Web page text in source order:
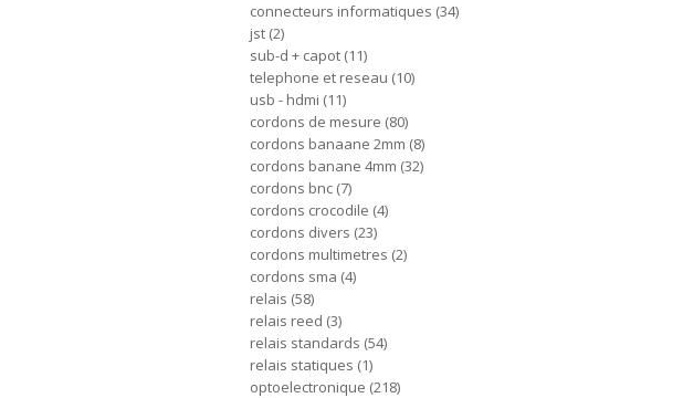
connecteurs informatiques 34
jst 2
sub-d + capot 11
telephone et reseau 10
usb - hdmi 11
cordons de mesure 80
cordons banaane 2mm 8
cordons banane 4mm 32
cordons bnc 7
cordons crocodile 4
cordons divers 23
cordons multimetres 2
cordons sma 4
relais 58
relais reed 3
relais standards 54
relais statiques 1
optoelectronique 218